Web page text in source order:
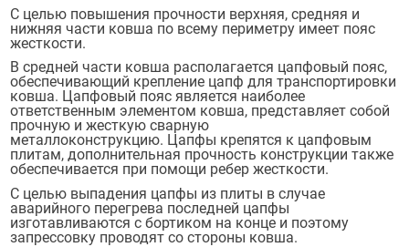
С целью повышения прочности верхняя, средняя и
нижняя части ковша по всему периметру имеет пояс
жесткости.
В средней части ковша располагается цапфовый пояс,
обеспечивающий крепление цапф для транспортировки
ковша. Цапфовый пояс является наиболее
ответственным элементом ковша, представляет собой
прочную и жесткую сварную
металлоконструкцию. Цапфы крепятся к цапфовым
плитам, дополнительная прочность конструкции также
обеспечивается при помощи ребер жесткости.
С целью выпадения цапфы из плиты в случае
аварийного перегрева последней цапфы
изготавливаются с бортиком на конце и поэтому
запрессовку проводят со стороны ковша.